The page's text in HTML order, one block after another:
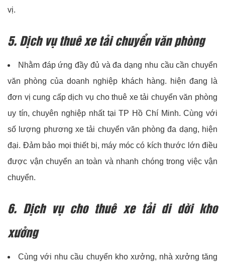
vị.
5. Dịch vụ thuê xe tải chuyển văn phòng
Nhằm đáp ứng đầy đủ và đa dạng nhu cầu cần chuyển
văn phòng của doanh nghiệp khách hàng. hiện đang là
đơn vị cung cấp dịch vụ cho thuê xe tải chuyển văn phòng
uy tín, chuyên nghiệp nhất tại TP Hồ Chí Minh. Cùng với
số lượng phương xe tải chuyển văn phòng đa dạng, hiện
đại. Đảm bảo mọi thiết bị, máy móc có kích thước lớn điều
được vận chuyển an toàn và nhanh chóng trong việc vận
chuyển.
6. Dịch vụ cho thuê xe tải di dời kho
xưởng
Cùng với nhu cầu chuyển kho xưởng, nhà xưởng tăng